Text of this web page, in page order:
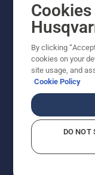
© Husqvarna
getoonde
vermelde
tenzij het
Cookiebeleid
Cookies
By clicking
cookies on your
site usage, and
Cookie Policy
DO NOT